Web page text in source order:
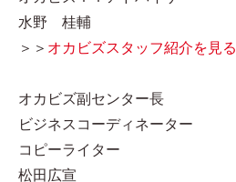
水野 桂輔
＞＞ オカビズスタッフ紹介を見る
オカビズ副センター長
ビジネスコーディネーター
コピーライター
松田広宣